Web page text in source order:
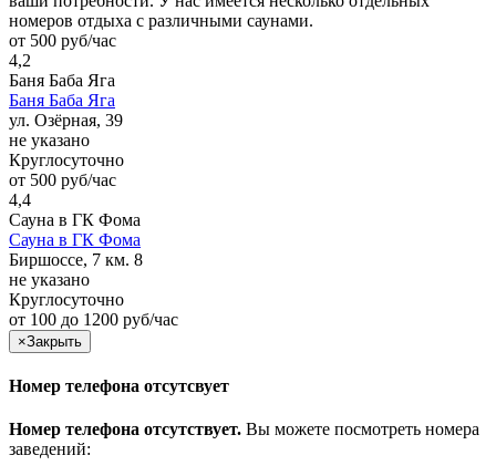
номеров отдыха с различными саунами.
от 500 руб/час
4,2
Баня Баба Яга
Баня Баба Яга
ул. Озёрная, 39
не указано
Круглосуточно
от 500 руб/час
4,4
Сауна в ГК Фома
Сауна в ГК Фома
Биршоссе, 7 км. 8
не указано
Круглосуточно
от 100 до 1200 руб/час
×Закрыть
Номер телефона отсутсвует
Номер телефона отсутствует. Вы можете посмотреть номера
заведений: